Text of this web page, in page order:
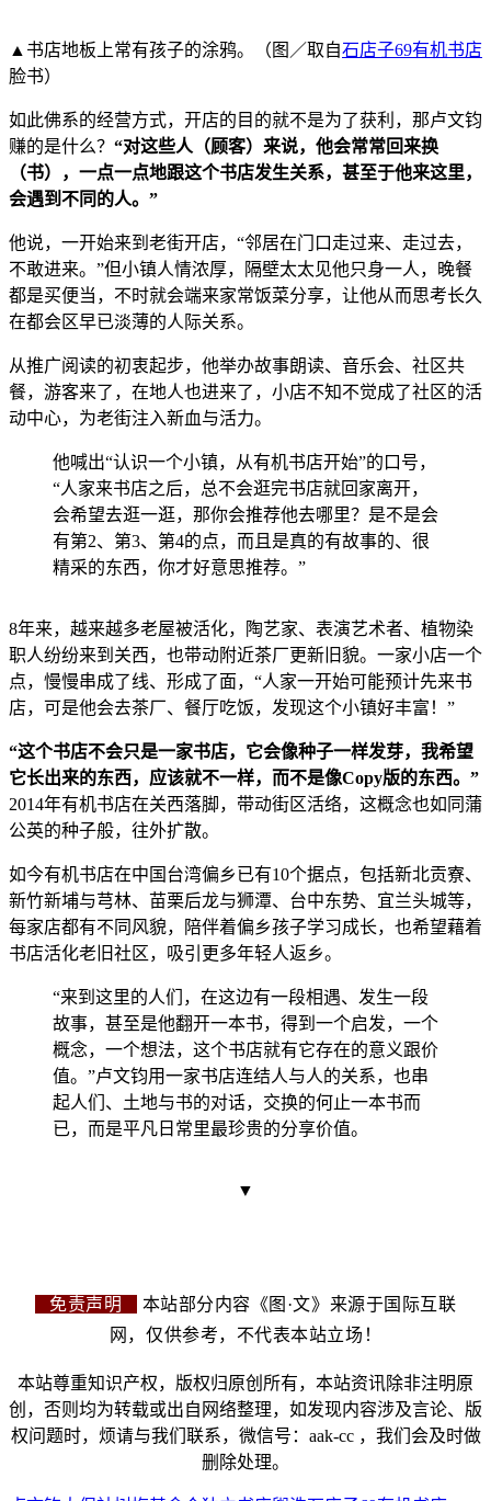
▲书店地板上常有孩子的涂鸦。（图／取自石店子69有机书店
脸书）
如此佛系的经营方式，开店的目的就不是为了获利，那卢文钧
赚的是什么？ “对这些人（顾客）来说，他会常常回来换
（书），一点一点地跟这个书店发生关系，甚至于他来这里，
会遇到不同的人。”
他说，一开始来到老街开店，“邻居在门口走过来、走过去，
不敢进来。”但小镇人情浓厚，隔壁太太见他只身一人，晚餐
都是买便当，不时就会端来家常饭菜分享，让他从而思考长久
在都会区早已淡薄的人际关系。
从推广阅读的初衷起步，他举办故事朗读、音乐会、社区共
餐，游客来了，在地人也进来了，小店不知不觉成了社区的活
动中心，为老街注入新血与活力。
他喊出“认识一个小镇，从有机书店开始”的口号，
“人家来书店之后，总不会逛完书店就回家离开，
会希望去逛一逛，那你会推荐他去哪里？是不是会
有第2、第3、第4的点，而且是真的有故事的、很
精采的东西，你才好意思推荐。”
8年来，越来越多老屋被活化，陶艺家、表演艺术者、植物染
职人纷纷来到关西，也带动附近茶厂更新旧貌。一家小店一个
点，慢慢串成了线、形成了面，“人家一开始可能预计先来书
店，可是他会去茶厂、餐厅吃饭，发现这个小镇好丰富！”
“这个书店不会只是一家书店，它会像种子一样发芽，我希望
它长出来的东西，应该就不一样，而不是像Copy版的东西。”
2014年有机书店在关西落脚，带动街区活络，这概念也如同蒲
公英的种子般，往外扩散。
如今有机书店在中国台湾偏乡已有10个据点，包括新北贡寮、
新竹新埔与芎林、苗栗后龙与狮潭、台中东势、宜兰头城等，
每家店都有不同风貌，陪伴着偏乡孩子学习成长，也希望藉着
书店活化老旧社区，吸引更多年轻人返乡。
“来到这里的人们，在这边有一段相遇、发生一段
故事，甚至是他翻开一本书，得到一个启发，一个
概念，一个想法，这个书店就有它存在的意义跟价
值。”卢文钧用一家书店连结人与人的关系，也串
起人们、土地与书的对话，交换的何止一本书而
已，而是平凡日常里最珍贵的分享价值。
▼
免责声明
本站部分内容《图·文》来源于国际互联
网，仅供参考，不代表本站立场！
本站尊重知识产权，版权归原创所有，本站资讯除非注明原
创，否则均为转载或出自网络整理，如发现内容涉及言论、版
权问题时，烦请与我们联系，微信号：aak-cc ，我们会及时做
删除处理。